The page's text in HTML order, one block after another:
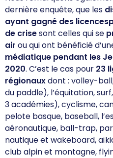
dernière enquête, que les
ayant gagné des licences
de crisesont celles qui se
air ou qui ont bénéficié
médiatique pendant les
2020. C’est le cas pour 23
régionauxdont : volley-
du paddle), l’équitation,
3 académies), cyclisme,
pelote basque, baseball,
aéronautique, ball-trap,
nautique et wakeboard,
club alpin et montagne,